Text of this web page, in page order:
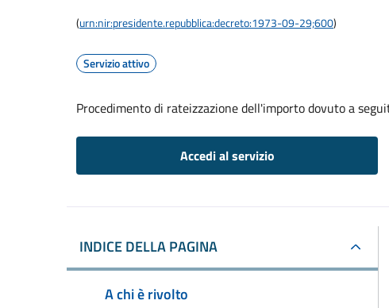
(urn:nir:presidente.repubblica:decreto:1973-09-29;600)
Servizio attivo
Procedimento di rateizzazione dell'importo dovuto a
Accedi al servizio
INDICE DELLA PAGINA
A chi è rivolto